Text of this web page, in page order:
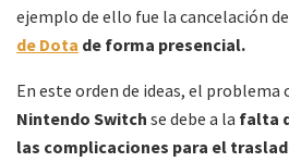
ejemplo de ello fue la cancelación de
de Dota de forma presencial.
En este orden de ideas, el problema
Nintendo Switch se debe a la falta
las complicaciones para el